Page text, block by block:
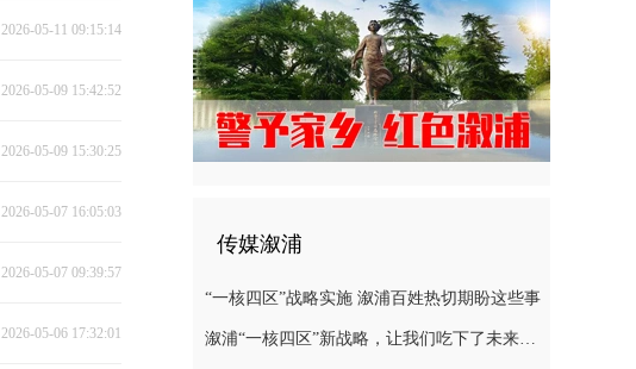
2026-05-11 09:15:14
2026-05-09 15:42:52
2026-05-09 15:30:25
2026-05-07 16:05:03
2026-05-07 09:39:57
2026-05-06 17:32:01
传媒溆浦
“一核四区”战略实施 溆浦百姓热切期盼这些事
溆浦“一核四区”新战略，让我们吃下了未来发展“定心丸”